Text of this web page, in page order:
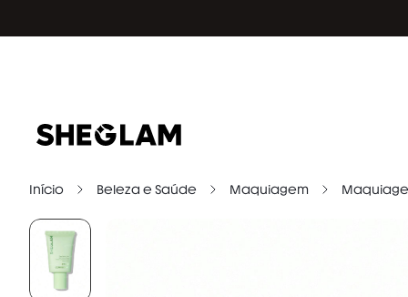
Início Beleza e Saúde Maquiagem